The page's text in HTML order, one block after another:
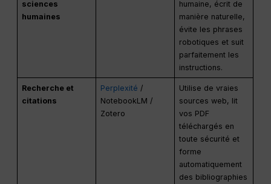
sciences
humaines
humaine, écrit de
manière naturelle,
évite les phrases
robotiques et suit
parfaitement les
instructions.
Recherche et
citations
Perplexité /
NotebookLM /
Zotero
Utilise de vraies
sources web, lit
vos PDF
téléchargés en
toute sécurité et
forme
automatiquement
des bibliographies